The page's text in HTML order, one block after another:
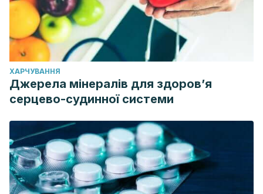
ХАРЧУВАННЯ
Джерела мінералів для здоров’я
серцево-судинної системи